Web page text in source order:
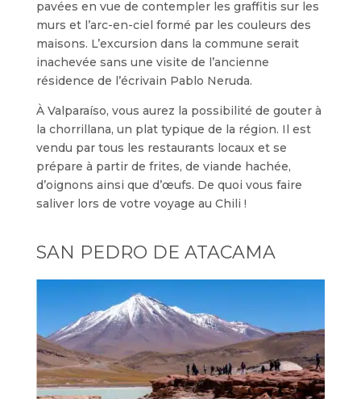
pavées en vue de contempler les graffitis sur les
murs et l’arc-en-ciel formé par les couleurs des
maisons. L’excursion dans la commune serait
inachevée sans une visite de l’ancienne
résidence de l’écrivain Pablo Neruda.
À Valparaíso, vous aurez la possibilité de gouter à
la chorrillana, un plat typique de la région. Il est
vendu par tous les restaurants locaux et se
prépare à partir de frites, de viande hachée,
d’oignons ainsi que d’œufs. De quoi vous faire
saliver lors de votre voyage au Chili !
SAN PEDRO DE ATACAMA